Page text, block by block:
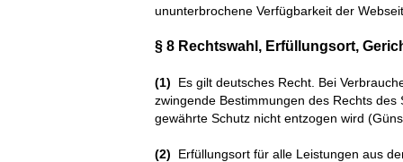
ununterbrochene Verfügbarkeit der
§ 8 Rechtswahl, Erfüllungsort,
(1)
Es gilt deutsches Recht. Bei
zwingende Bestimmungen des Rechts
gewährte Schutz nicht entzogen wird
(2) Erfüllungsort für alle Leistungen aus